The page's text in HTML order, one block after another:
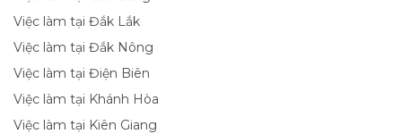
Việc làm tại Đắk Lắk
Việc làm tại Đắk Nông
Việc làm tại Điện Biên
Việc làm tại Khánh Hòa
Việc làm tại Kiên Giang